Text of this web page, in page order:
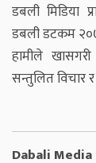
डबली मिडिया
डबली डटकम
हामीले
सन्तुलित विचार र
Dabali